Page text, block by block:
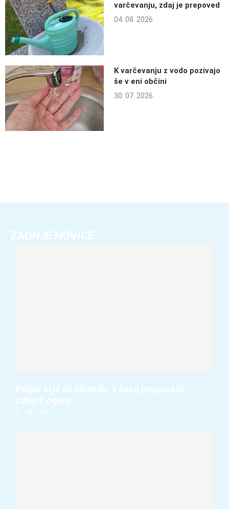
varčevanju, zdaj je prepoved
04. 08. 2026
K varčevanju z vodo pozivajo
še v eni občini
30. 07. 2026
ZADNJE NOVICE
Poljak si je ob vikendu, v času prepovedi,
zakuril ogenj
07. 08. 2026